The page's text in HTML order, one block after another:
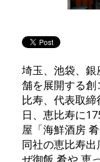
埼玉、池袋、
舗を展開する
比寿、代表取
日、恵比寿に
屋「海鮮酒房
同社の恵比寿